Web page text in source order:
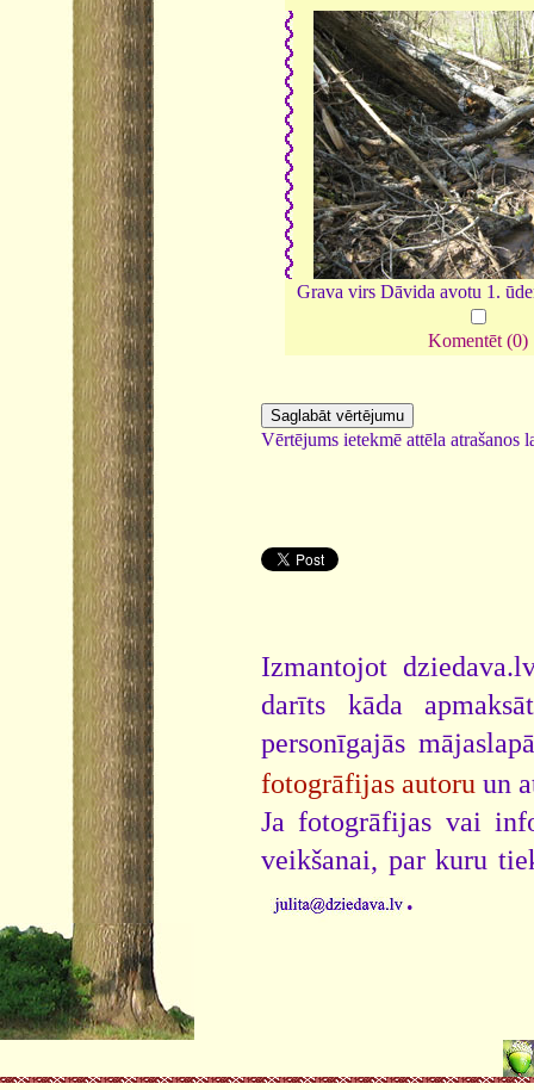
Grava virs Dāvida avotu 1.
Komentēt (0)
Vērtējums ietekmē attēla atrašanos
Izmantojot
darīts kāda
personīgajās
fotogrāfijas autoru un
Ja fotogrāfijas vai
veikšanai, par kuru
.